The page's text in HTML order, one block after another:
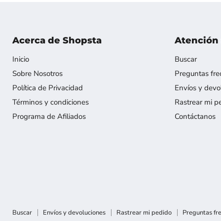
Acerca de Shopsta
Inicio
Sobre Nosotros
Política de Privacidad
Términos y condiciones
Programa de Afiliados
Atención
Buscar
Preguntas
Envíos y
Rastrear mi
Contáctanos
Buscar Envíos y devoluciones Rastrear mi pedido Preguntas